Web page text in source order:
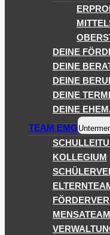
DEINE
DEINE
DEINE
DEINE
DEINE
TEAM EMG
KOLLEGIUM
MENSATEAM